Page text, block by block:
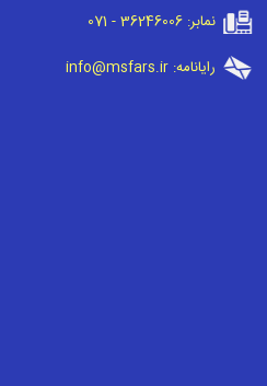
نمابر:071 - 36246006
رایانامه:info@msfars.ir